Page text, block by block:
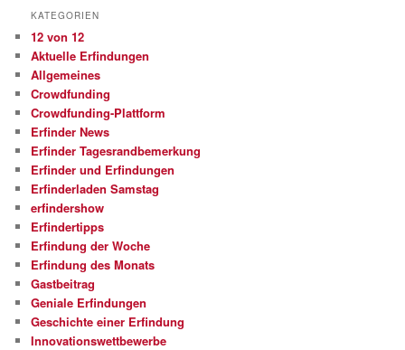
KATEGORIEN
12 von 12
Aktuelle Erfindungen
Allgemeines
Crowdfunding
Crowdfunding-Plattform
Erfinder News
Erfinder Tagesrandbemerkung
Erfinder und Erfindungen
Erfinderladen Samstag
erfindershow
Erfindertipps
Erfindung der Woche
Erfindung des Monats
Gastbeitrag
Geniale Erfindungen
Geschichte einer Erfindung
Innovationswettbewerbe